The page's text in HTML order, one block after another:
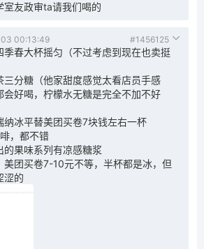
室友政审ta请我们喝的
00:13:49 #1456125
季春大杯摇匀（不过考虑到现在也卖挺
三分糖（他家甜度感觉太看店员手感
会好喝，柠檬水无糖是完全不加不好
纳冰平替美团买卷7块钱左右一杯
，都不错
果味系列有凉感糖浆
美团买卷7-10元不等，半杯都是冰，但
涩的